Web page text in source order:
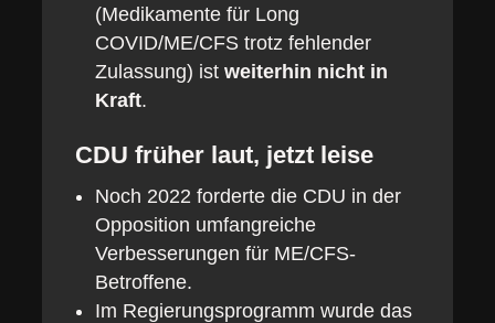
(Medikamente für Long
COVID/ME/CFS trotz fehlender
Zulassung) ist weiterhin nicht in
Kraft.
CDU früher laut, jetzt leise
Noch 2022 forderte die CDU in der
Opposition umfangreiche
Verbesserungen für ME/CFS-
Betroffene.
Im Regierungsprogramm wurde das